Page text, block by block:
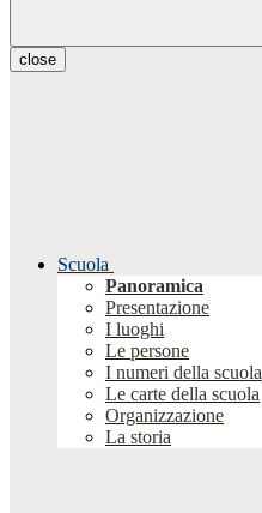
close
Scuola
Panoramica
Presentazione
I luoghi
Le persone
I numeri della scuola
Le carte della scuola
Organizzazione
La storia